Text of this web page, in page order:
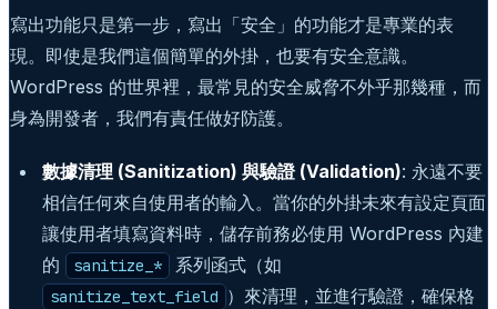
寫出功能只是第一步，寫出「安全」的功能才是專業的表
現。即使是我們這個簡單的外掛，也要有安全意識。
WordPress 的世界裡，最常見的安全威脅不外乎那幾種，而
身為開發者，我們有責任做好防護。
數據清理 (Sanitization) 與驗證 (Validation): 永遠不要
相信任何來自使用者的輸入。當你的外掛未來有設定頁面
讓使用者填寫資料時，儲存前務必使用 WordPress 內建
的
sanitize_* 系列函式（如
sanitize_text_field ）來清理，並進行驗證，確保格